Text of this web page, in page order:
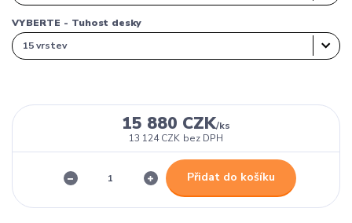
VYBERTE - Tuhost desky
15 880 CZK/ks
13 124 CZK bez DPH
Přidat do košíku